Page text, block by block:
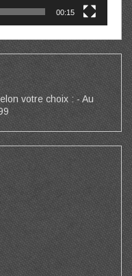
00:15
votre choix : - Au